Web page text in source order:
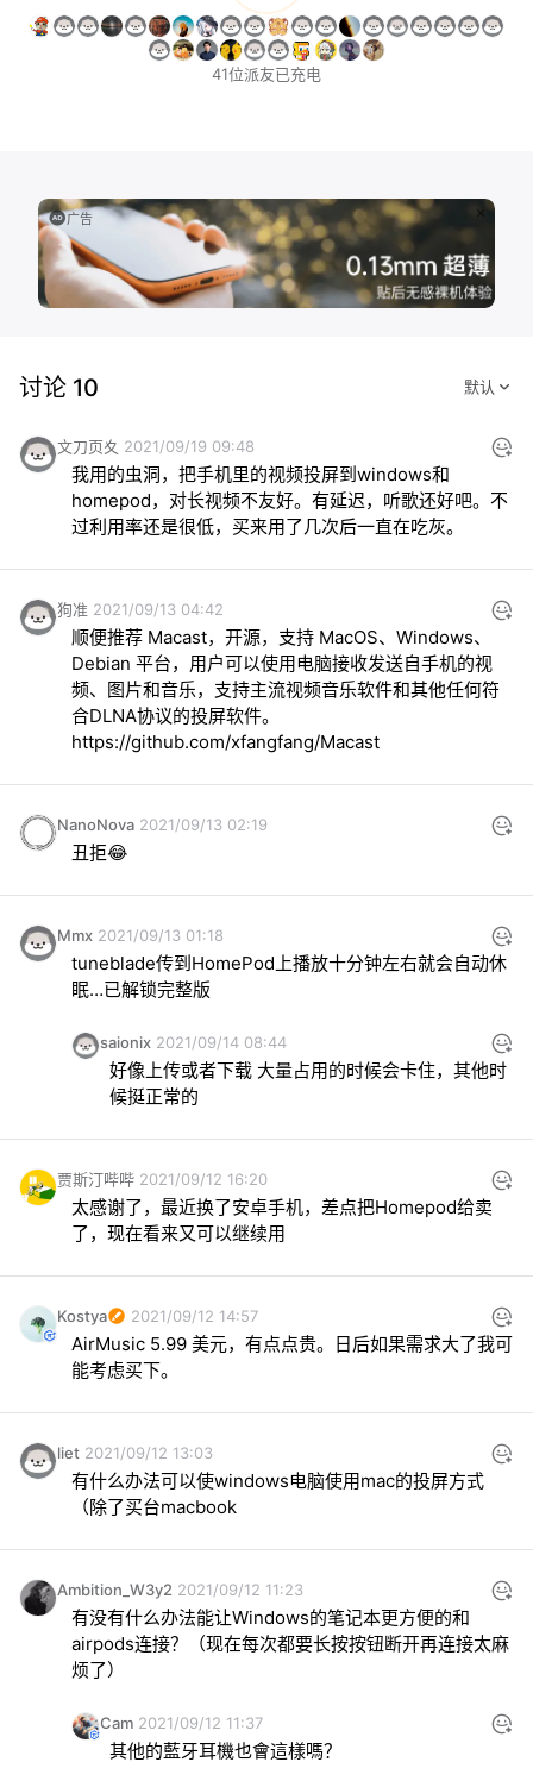
41位派友已充电
广告
讨论 10
文刀页夊 2021/09/19 09:48
我用的虫洞，把手机里的视频投屏到windows和
homepod，对长视频不友好。有延迟，听歌还好吧。不
过利用率还是很低，买来用了几次后一直在吃灰。
狗准 2021/09/13 04:42
顺便推荐 Macast，开源，支持 MacOS、Windows、
Debian 平台，用户可以使用电脑接收发送自手机的视
频、图片和音乐，支持主流视频音乐软件和其他任何符
https://github.com/xfangfang/Macast
NanoNova 2021/09/13 02:19
丑拒😂
Mmx 2021/09/13 01:18
tuneblade传到HomePod上播放十分钟左右就会自动休
眠…已解锁完整版
saionix 2021/09/14 08:44
好像上传或者下载 大量占用的时候会卡住，其他时
候挺正常的
贾斯汀哔哔 2021/09/12 16:20
太感谢了，最近换了安卓手机，差点把Homepod给卖
了，现在看来又可以继续用
Kostya 2021/09/12 14:57
AirMusic 5.99 美元，有点点贵。日后如果需求大了我可
能考虑买下。
liet 2021/09/12 13:03
有什么办法可以使windows电脑使用mac的投屏方式
（除了买台macbook
Ambition_W3y2 2021/09/12 11:23
有没有什么办法能让Windows的笔记本更方便的和
airpods连接？（现在每次都要长按按钮断开再连接太麻
烦了）
Cam 2021/09/12 11:37
其他的藍牙耳機也會這樣嗎？